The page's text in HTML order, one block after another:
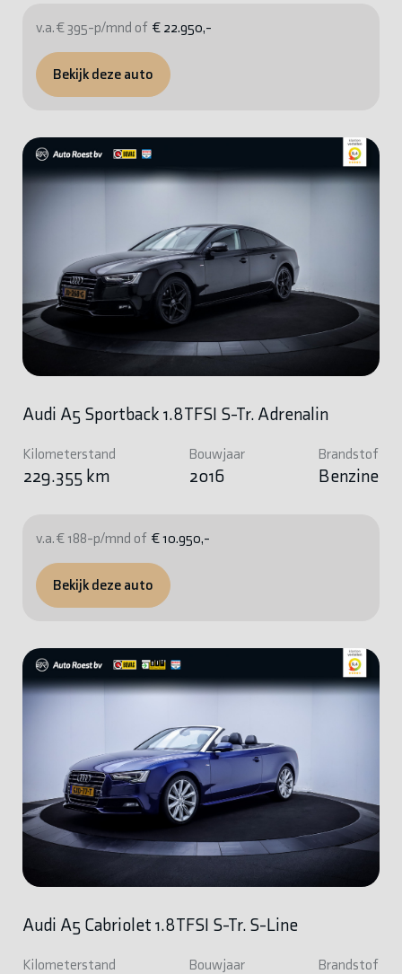
v.a. € 395-p/mnd of € 22.950,-
Bekijk deze auto
Audi A5 Sportback 1.8TFSI S-Tr. Adrenalin
Kilometerstand
229.355 km
Bouwjaar
2016
Brandstof
Benzine
v.a. € 188-p/mnd of € 10.950,-
Bekijk deze auto
Audi A5 Cabriolet 1.8TFSI S-Tr. S-Line
Kilometerstand Bouwjaar Brandstof